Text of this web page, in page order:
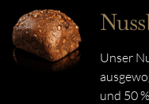
Unser
und 50